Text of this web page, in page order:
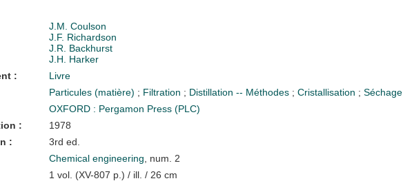
J.M. Coulson
J.F. Richardson
J.R. Backhurst
J.H. Harker
:
Livre
Particules (matière) ; Filtration ; Distillation -- Méthodes ; Cristallisation ; Séchage
OXFORD : Pergamon Press (PLC)
:
1978
:
3rd ed.
Chemical engineering , num. 2
1 vol. (XV-807 p.) / ill. / 26 cm